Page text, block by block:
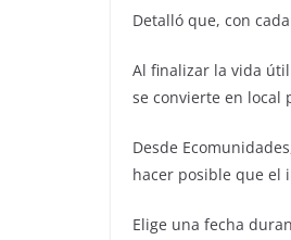
Detalló que, con
Al finalizar la vida
se convierte en local
Desde
hacer posible que el
Elige una fecha